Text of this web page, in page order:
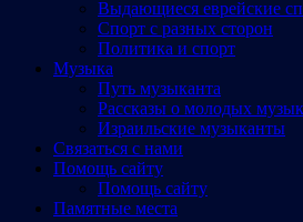
Выдающиеся еврейские
Спорт с разных сторон
Политика и спорт
Музыка
Путь музыканта
Рассказы о молодых
Израильские музыканты
Cвязаться с нами
Помощь сайту
Помощь сайту
Памятные места